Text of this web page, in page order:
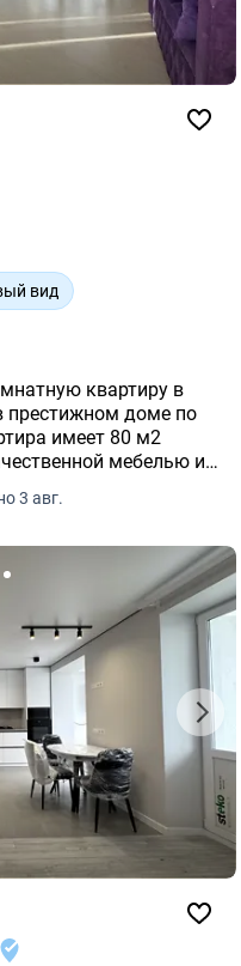
С ремонтом
вид
квартиру в
мебелью и
3 авг.